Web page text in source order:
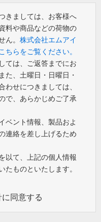
きましては、お客様へ
料や商品などの荷物の
ん。 株式会社エムアイ
ちらをご覧ください。
ては、ご返答までにお
た、土曜日・日曜日・
わせにつきましては、
で、あらかじめご了承
ベント情報、製品およ
連絡を差し上げるため
以て、上記の個人情報
たものといたします。
同意する